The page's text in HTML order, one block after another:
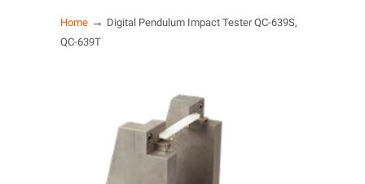
Home → Digital Pendulum Impact Tester QC-639S,
QC-639T